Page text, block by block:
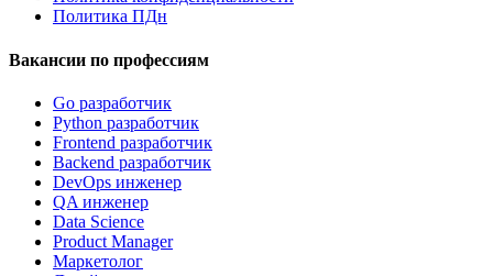
Политика ПДн
Вакансии по профессиям
Go разработчик
Python разработчик
Frontend разработчик
Backend разработчик
DevOps инженер
QA инженер
Data Science
Product Manager
Маркетолог